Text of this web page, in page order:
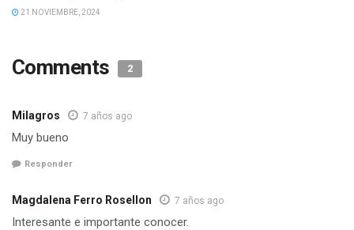
21 NOVIEMBRE, 2024
Comments 2
Milagros 7 años ago
Muy bueno
Responder
Magdalena Ferro Rosellon 7 años ago
Interesante e importante conocer.